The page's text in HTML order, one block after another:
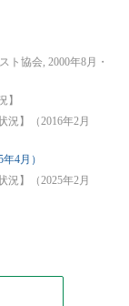
ト協会, 2000年8月・
】
況】（2016年2月
4月）
況】（2025年2月